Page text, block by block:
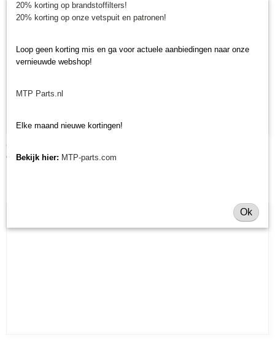
Geel bezemelement kunstgras (tennis, korfbal, hockey)
€ 232,32
20% korting op brandstoffilters!
20% korting op onze vetspuit en patronen!
Loop geen korting mis en ga voor actuele aanbiedingen naar onze
vernieuwde webshop!
MTP Parts.nl
Elke maand nieuwe kortingen!
Bekijk hier: MTP-parts.com
Ok